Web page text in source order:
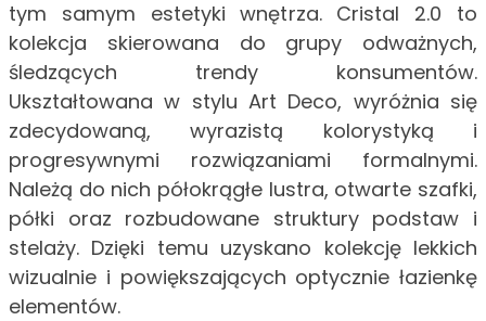
tym samym estetyki wnętrza. Cristal 2.0 to
kolekcja skierowana do grupy odważnych,
śledzących trendy konsumentów.
Ukształtowana w stylu Art Deco, wyróżnia się
zdecydowaną, wyrazistą kolorystyką i
progresywnymi rozwiązaniami formalnymi.
Należą do nich półokrągłe lustra, otwarte szafki,
półki oraz rozbudowane struktury podstaw i
stelaży. Dzięki temu uzyskano kolekcję lekkich
wizualnie i powiększających optycznie łazienkę
elementów.